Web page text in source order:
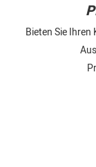
Bieten Sie